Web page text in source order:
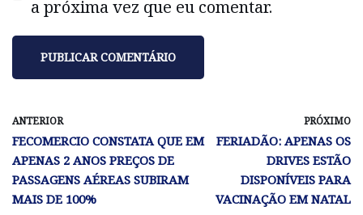
a próxima vez que eu comentar.
ANTERIOR
FECOMERCIO CONSTATA QUE EM
APENAS 2 ANOS PREÇOS DE
PASSAGENS AÉREAS SUBIRAM
MAIS DE 100%
PRÓXIMO
FERIADÃO: APENAS OS
DRIVES ESTÃO
DISPONÍVEIS PARA
VACINAÇÃO EM NATAL